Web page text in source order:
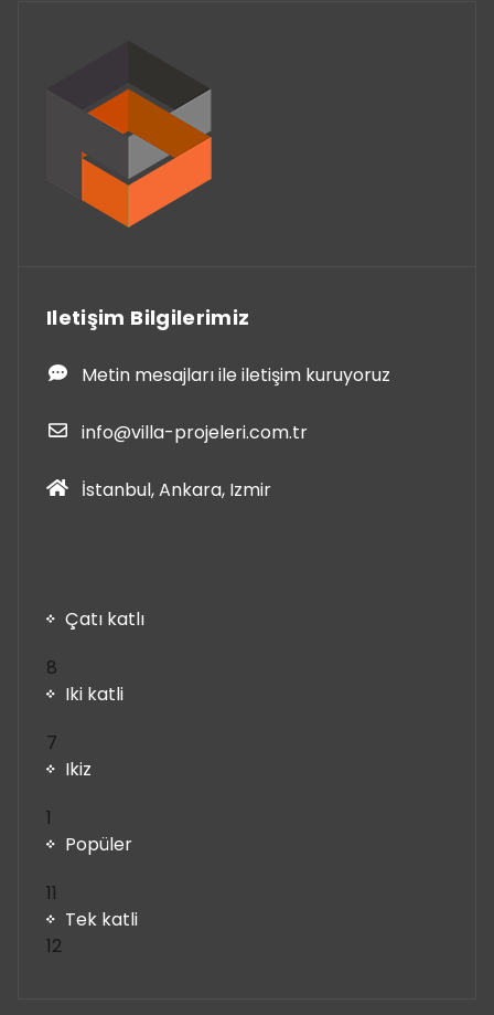
Iletişim Bilgilerimiz
Metin mesajları ile iletişim kuruyoruz
info@villa-projeleri.com.tr
İstanbul, Ankara, Izmir
Çatı katlı
8
ürün
Iki katli
7
ürün
Ikiz
1
ürün
Popüler
11
ürün
Tek katli
12